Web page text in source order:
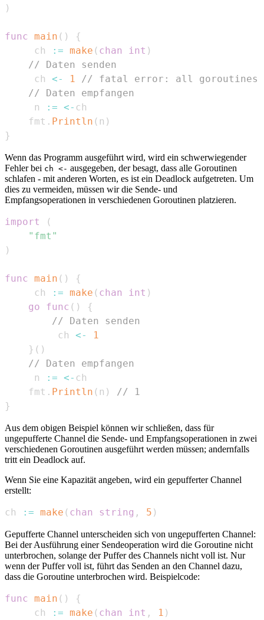
)
func main ( )
{
	 ch
:= make ( chan int )
// Daten senden
	 ch
<- 1
// fatal error: all goroutines
// Daten empfangen
	 n
:= <-
	fmt
. Println ( n )
}
Wenn das Programm ausgeführt wird, wird ein schwerwiegender
Fehler bei ch <- ausgegeben, der besagt, dass alle Goroutinen
schlafen - mit anderen Worten, es ist ein Deadlock aufgetreten. Um
dies zu vermeiden, müssen wir die Sende- und
Empfangsoperationen in verschiedenen Goroutinen platzieren.
import
(
"fmt"
)
func main ( )
{
	 ch
:= make ( chan int )
go
func ( )
{
// Daten senden
		 ch
<-
1
} ( )
// Daten empfangen
	 n
:= <-
	fmt
. Println ( n )
// 1
}
Aus dem obigen Beispiel können wir schließen, dass für
ungepufferte Channel die Sende- und Empfangsoperationen in zwei
verschiedenen Goroutinen ausgeführt werden müssen; andernfalls
tritt ein Deadlock auf.
Wenn Sie eine Kapazität angeben, wird ein gepufferter Channel
erstellt:
ch := make ( chan string , 5 )
Gepufferte Channel unterscheiden sich von ungepufferten Channel:
Bei der Ausführung einer Sendeoperation wird die Goroutine nicht
unterbrochen, solange der Puffer des Channels nicht voll ist. Nur
wenn der Puffer voll ist, führt das Senden an den Channel dazu,
dass die Goroutine unterbrochen wird. Beispielcode:
func main ( )
{
	 ch
:= make ( chan int , 1 )